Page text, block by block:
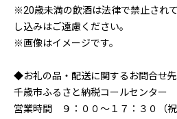
※20歳未満の飲酒は法律で禁止され
し込みはご遠慮ください。
※画像はイメージです。
◆お礼の品・配送に関するお問合せ
千歳市ふるさと納税コールセンター
営業時間 ９：００〜１７：３０（祝